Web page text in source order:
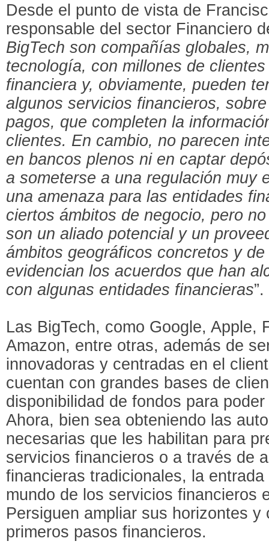
Desde el punto de vista de
responsable del sector Financiero
BigTech son compañías globales,
tecnología, con millones de
financiera y, obviamente, pueden
algunos servicios financieros,
pagos, que completen la
clientes. En cambio, no parecen
en bancos plenos ni en captar
a someterse a una regulación muy
una amenaza para las entidades
ciertos ámbitos de negocio, pero
son un aliado potencial y un
ámbitos geográficos concretos y
evidencian los acuerdos que han
con algunas entidades financieras”.
Las BigTech, como Google, Apple,
Amazon, entre otras, además de
innovadoras y centradas en el
cuentan con grandes bases de
disponibilidad de fondos para
Ahora, bien sea obteniendo las
necesarias que les habilitan para
servicios financieros o a través de
financieras tradicionales, la
mundo de los servicios financieros
Persiguen ampliar sus horizontes y
primeros pasos financieros.